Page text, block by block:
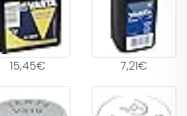
15,45€ 7,21€